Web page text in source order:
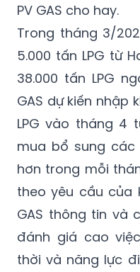
PV GAS cho hay.
Trong tháng 3/
5.000 tấn LPG từ
38.000 tấn LPG
GAS dự kiến nhập
LPG vào tháng 4
mua bổ sung
hơn trong mỗi
theo yêu cầu của
GAS thông tin và
đánh giá cao
thời và năng lực